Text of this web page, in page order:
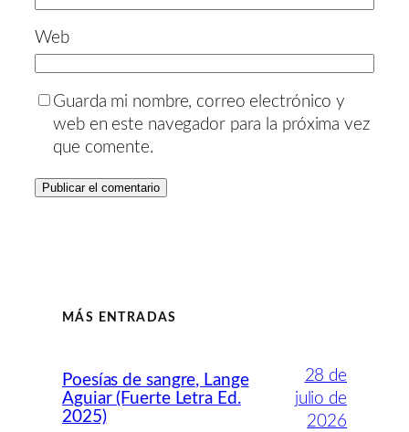
Web
Guarda mi nombre, correo electrónico y
web en este navegador para la próxima vez
que comente.
MÁS ENTRADAS
Poesías de sangre, Lange
Aguiar (Fuerte Letra Ed.
2025)
28 de
julio de
2026